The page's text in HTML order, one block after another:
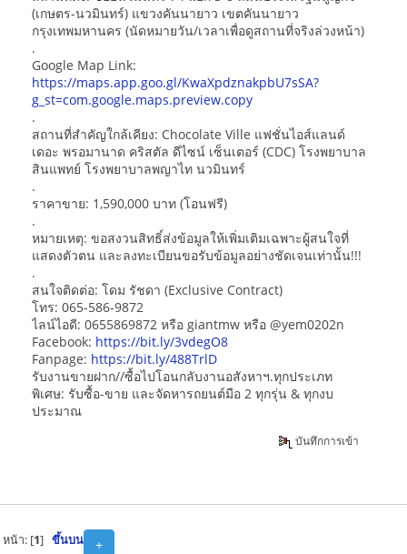
(เกษตร-นวมินทร์) แขวงคันนายาว เขตคันนายาว
กรุงเทพมหานคร (นัดหมายวัน/เวลาเพื่อดูสถานที่จริงล่วงหน้า)
.
Google Map Link:
https://maps.app.goo.gl/KwaXpdznakpbU7sSA?
g_st=com.google.maps.preview.copy
.
สถานที่สำคัญใกล้เคียง: Chocolate Ville แฟชั่นไอส์แลนด์
เดอะ พรอมานาด คริสตัล ดีไซน์ เซ็นเตอร์ (CDC) โรงพยาบาล
สินแพทย์ โรงพยาบาลพญาไท นวมินทร์
.
ราคาขาย: 1,590,000 บาท (โอนฟรี)
.
หมายเหตุ: ขอสงวนสิทธิ์ส่งข้อมูลให้เพิ่มเติมเฉพาะผู้สนใจที่
แสดงตัวตน และลงทะเบียนขอรับข้อมูลอย่างชัดเจนเท่านั้น!!!
.
สนใจติดต่อ: โดม รัชดา (Exclusive Contract)
โทร: 065-586-9872
ไลน์ไอดี: 0655869872 หรือ giantmw หรือ @yem0202n
Facebook: https://bit.ly/3vdegO8
Fanpage: https://bit.ly/488TrlD
รับงานขายฝาก//ซื้อไปโอนกลับงานอสังหาฯ.ทุกประเภท
พิเศษ: รับซื้อ-ขาย และจัดหารถยนต์มือ 2 ทุกรุ่น & ทุกงบ
ประมาณ
บันทึกการเข้า
+
หน้า: [1] ขึ้นบน